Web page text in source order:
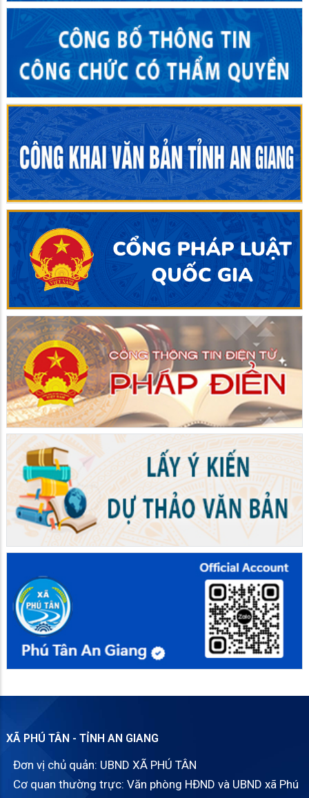
XÃ PHÚ TÂN - TỈNH AN GIANG
Đơn vị chủ quản: UBND XÃ PHÚ TÂN
Cơ quan thường trực: Văn phòng HĐND và UBND xã Phú